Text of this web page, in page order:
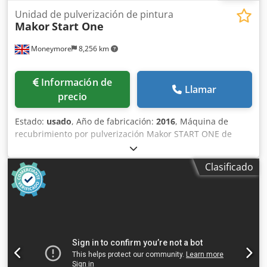
Moneymore 8,256 km
Unidad de pulverización de pintura
MakorStart One
Información de
precio
Llamar
Estado: usado, Año de fabricación: 2016, Máquina de
recubrimiento por pulverización Makor START ONE de
segunda mano, adecuada para producción de carpintería
de bajo volumen. Diseñada para la aplicación de pinturas
y adhesivos en base agua o disolvente sobre componentes
enchapados y paneles de PVC. Ideal para empresas que
pasan del acabado manual al recubrimiento por
pintura. Cuenta con sistema de transporte por papel
autolimpiante, que reduce el mantenimiento y los tiempos
Clasificado